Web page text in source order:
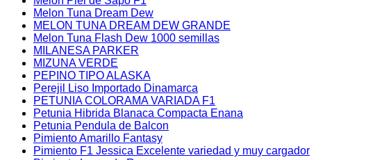
Melon Tuna Dream Dew
MELON TUNA DREAM DEW GRANDE
Melon Tuna Flash Dew 1000 semillas
MILANESA PARKER
MIZUNA VERDE
PEPINO TIPO ALASKA
Perejil Liso Importado Dinamarca
PETUNIA COLORAMA VARIADA F1
Petunia Hibrida Blanaca Compacta Enana
Petunia Pendula de Balcon
Pimiento Amarillo Fantasy
Pimiento F1 Jessica Excelente variedad y muy cargador